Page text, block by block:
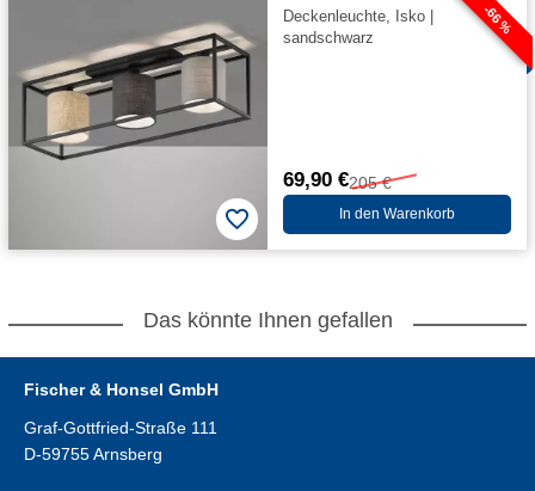
-66 %
Deckenleuchte, Isko |
sandschwarz
69,90 €205 €
In den Warenkorb
Das könnte Ihnen gefallen
Fischer & Honsel GmbH
Graf-Gottfried-Straße 111
D-59755 Arnsberg